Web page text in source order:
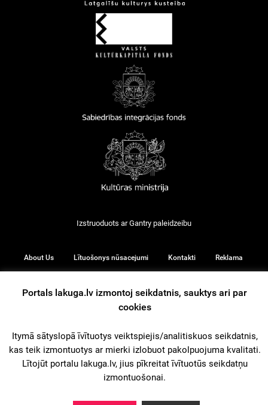
Izstruoduots arGantry paleidzeibu
About Us Lītuošonys nūsacejumi Kontakti Reklama
© 2026
iz augšu
Portals lakuga.lv izmontoj seikdatnis, sauktys ari par
cookies
Itymā sātyslopā īvītuotys veiktspiejis/analitiskuos seikdatnis,
kas teik izmontuotys ar mierki izlobuot pakolpuojuma kvalitati.
Lītojūt portalu lakuga.lv, jius pīkreitat īvītuotūs seikdatņu
izmontuošonai.